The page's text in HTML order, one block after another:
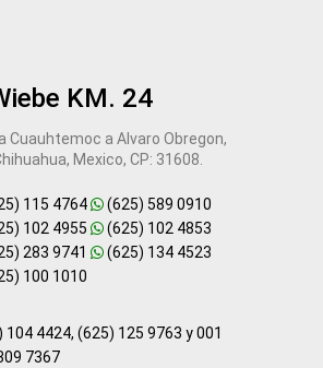
KM. 24
Cuauhtemoc a Alvaro Obregon,
Mexico, CP: 31608.
115 4764
(625) 589 0910
102 4955
(625) 102 4853
283 9741
(625) 134 4523
100 1010
104 4424, (625) 125 9763 y 001
7367